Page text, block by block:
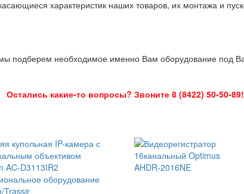
характеристик наших товаров, их монтажа и
подберем необходимое именно Вам оборудование под
Остались какие-то вопросы? Звоните 8 (8422) 50-50-89!
купольная IP-камера с
объективом
AC-D3113IR2
оборудование
Trassir